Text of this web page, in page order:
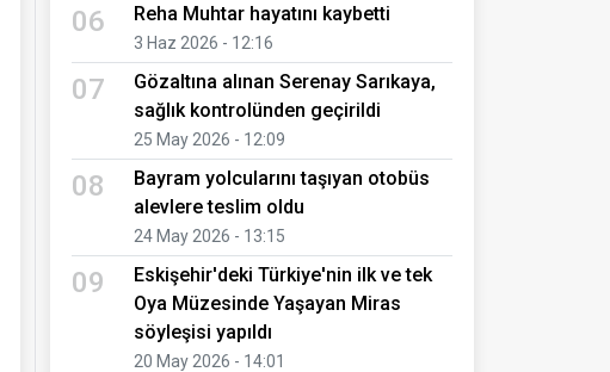
06 Reha Muhtar hayatını kaybetti
3 Haz 2026 - 12:16
07
Gözaltına alınan Serenay Sarıkaya,
sağlık kontrolünden geçirildi
25 May 2026 - 12:09
08
Bayram yolcularını taşıyan otobüs
alevlere teslim oldu
24 May 2026 - 13:15
09
Eskişehir'deki Türkiye'nin ilk ve tek
Oya Müzesinde Yaşayan Miras
söyleşisi yapıldı
20 May 2026 - 14:01